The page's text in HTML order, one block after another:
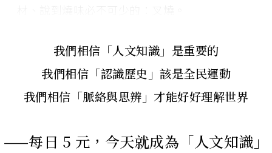
我們相信「人文知識」是重要的
我們相信「認識歷史」該是全民運動
我們相信「脈絡與思辨」才能好好理解世界
——每日 5 元，今天就成為「人文知識」